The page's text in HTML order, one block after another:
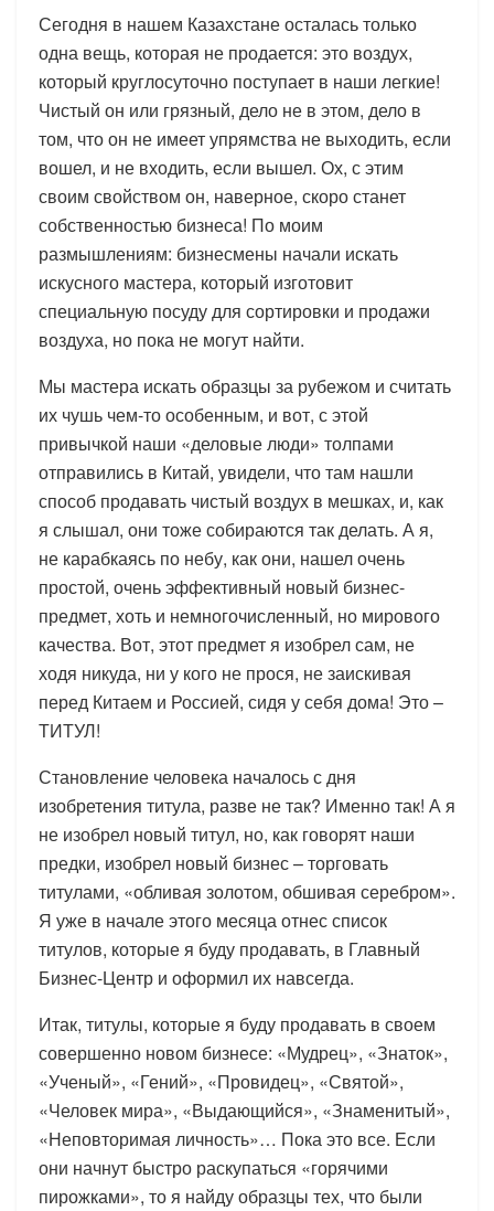
Сегодня в нашем Казахстане осталась только
одна вещь, которая не продается: это воздух,
который круглосуточно поступает в наши легкие!
Чистый он или грязный, дело не в этом, дело в
том, что он не имеет упрямства не выходить, если
вошел, и не входить, если вышел. Ох, с этим
своим свойством он, наверное, скоро станет
собственностью бизнеса! По моим
размышлениям: бизнесмены начали искать
искусного мастера, который изготовит
специальную посуду для сортировки и продажи
воздуха, но пока не могут найти.
Мы мастера искать образцы за рубежом и считать
их чушь чем-то особенным, и вот, с этой
привычкой наши «деловые люди» толпами
отправились в Китай, увидели, что там нашли
способ продавать чистый воздух в мешках, и, как
я слышал, они тоже собираются так делать. А я,
не карабкаясь по небу, как они, нашел очень
простой, очень эффективный новый бизнес-
предмет, хоть и немногочисленный, но мирового
качества. Вот, этот предмет я изобрел сам, не
ходя никуда, ни у кого не прося, не заискивая
перед Китаем и Россией, сидя у себя дома! Это –
ТИТУЛ!
Становление человека началось с дня
изобретения титула, разве не так? Именно так! А я
не изобрел новый титул, но, как говорят наши
предки, изобрел новый бизнес – торговать
титулами, «обливая золотом, обшивая серебром».
Я уже в начале этого месяца отнес список
титулов, которые я буду продавать, в Главный
Бизнес-Центр и оформил их навсегда.
Итак, титулы, которые я буду продавать в своем
совершенно новом бизнесе: «Мудрец», «Знаток»,
«Ученый», «Гений», «Провидец», «Святой»,
«Человек мира», «Выдающийся», «Знаменитый»,
«Неповторимая личность»… Пока это все. Если
они начнут быстро раскупаться «горячими
пирожками», то я найду образцы тех, что были